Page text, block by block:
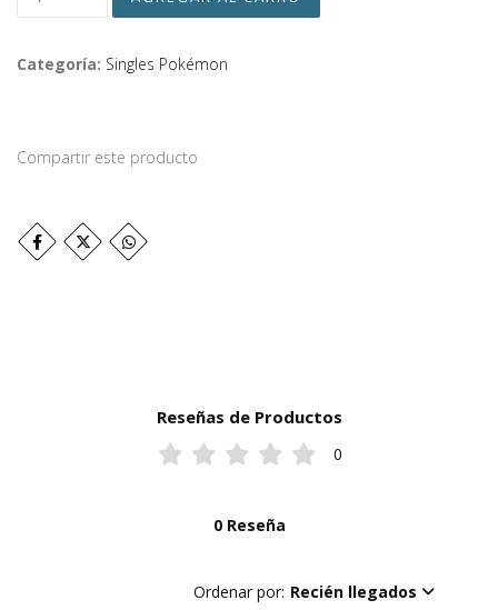
Categoría: Singles Pokémon
Compartir este producto
Reseñas de Productos
0
0 Reseña
Ordenar por: Recién llegados